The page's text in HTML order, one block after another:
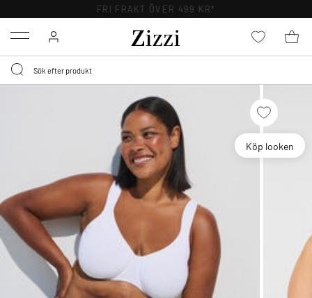
FRI FRAKT ÖVER 499 KR*
Menu
Köp looken